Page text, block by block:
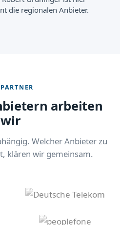
die regionalen Anbieter.
PARTNER
arbeiten
wir
Welcher Anbieter zu
klären wir gemeinsam.